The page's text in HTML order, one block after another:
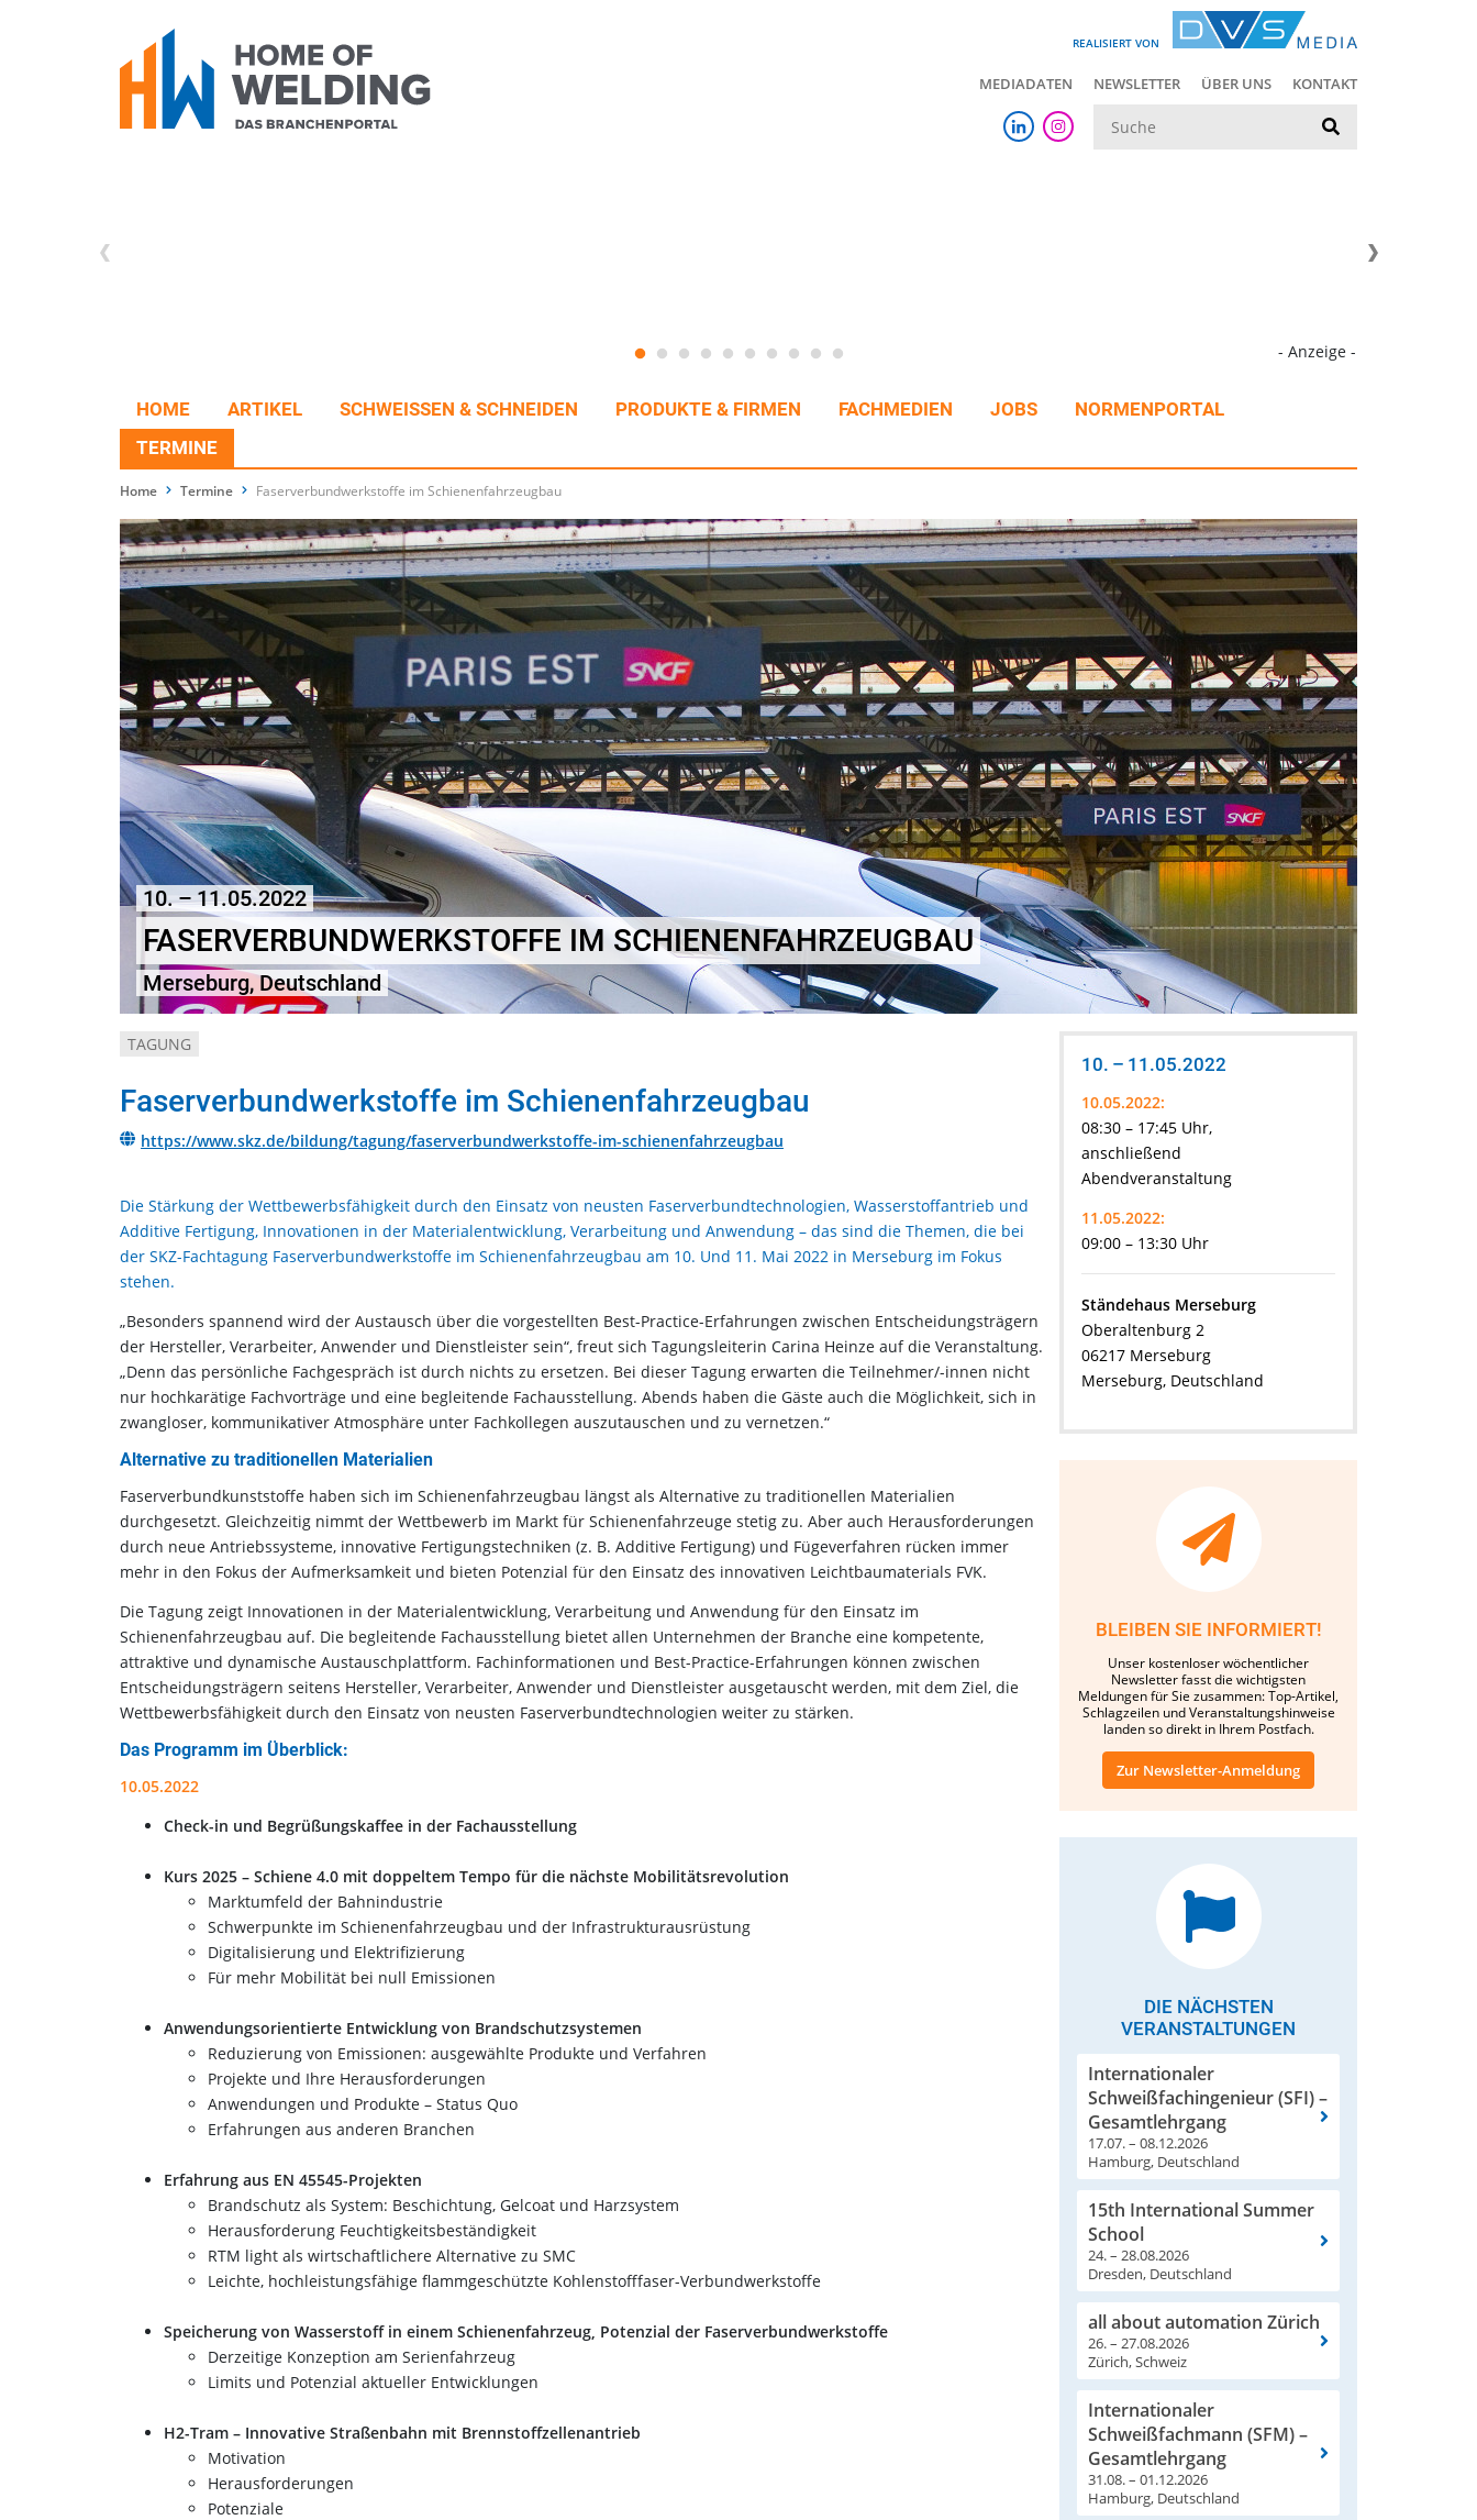
REALISIERT VON
MEDIADATEN NEWSLETTER ÜBER UNS KONTAKT
- Anzeige -
HOME ARTIKEL SCHWEISSEN & SCHNEIDEN PRODUKTE & FIRMEN FACHMEDIEN JOBS
NORMENPORTAL
TERMINE
Home Termine Faserverbundwerkstoffe im Schienenfahrzeugbau
10. – 11.05.2022
FASERVERBUNDWERKSTOFFE IM SCHIENENFAHRZEUGBAU
Merseburg, Deutschland
TAGUNG
Faserverbundwerkstoffe im Schienenfahrzeugbau
https://www.skz.de/bildung/tagung/faserverbundwerkstoffe-im-schienenfahrzeugbau
Die Stärkung der Wettbewerbsfähigkeit durch den Einsatz von neusten Faserverbundtechnologien, Wasserstoffantrieb und
Additive Fertigung, Innovationen in der Materialentwicklung, Verarbeitung und Anwendung – das sind die Themen, die bei
der SKZ-Fachtagung Faserverbundwerkstoffe im Schienenfahrzeugbau am 10. Und 11. Mai 2022 in Merseburg im Fokus
stehen.
„Besonders spannend wird der Austausch über die vorgestellten Best-Practice-Erfahrungen zwischen Entscheidungsträgern
der Hersteller, Verarbeiter, Anwender und Dienstleister sein“, freut sich Tagungsleiterin Carina Heinze auf die Veranstaltung.
„Denn das persönliche Fachgespräch ist durch nichts zu ersetzen. Bei dieser Tagung erwarten die Teilnehmer/-innen nicht
nur hochkarätige Fachvorträge und eine begleitende Fachausstellung. Abends haben die Gäste auch die Möglichkeit, sich in
zwangloser, kommunikativer Atmosphäre unter Fachkollegen auszutauschen und zu vernetzen.“
Alternative zu traditionellen Materialien
Faserverbundkunststoffe haben sich im Schienenfahrzeugbau längst als Alternative zu traditionellen Materialien
durchgesetzt. Gleichzeitig nimmt der Wettbewerb im Markt für Schienenfahrzeuge stetig zu. Aber auch Herausforderungen
durch neue Antriebssysteme, innovative Fertigungstechniken (z. B. Additive Fertigung) und Fügeverfahren rücken immer
mehr in den Fokus der Aufmerksamkeit und bieten Potenzial für den Einsatz des innovativen Leichtbaumaterials FVK.
Die Tagung zeigt Innovationen in der Materialentwicklung, Verarbeitung und Anwendung für den Einsatz im
Schienenfahrzeugbau auf. Die begleitende Fachausstellung bietet allen Unternehmen der Branche eine kompetente,
attraktive und dynamische Austauschplattform. Fachinformationen und Best-Practice-Erfahrungen können zwischen
Entscheidungsträgern seitens Hersteller, Verarbeiter, Anwender und Dienstleister ausgetauscht werden, mit dem Ziel, die
Wettbewerbsfähigkeit durch den Einsatz von neusten Faserverbundtechnologien weiter zu stärken.
Das Programm im Überblick:
10.05.2022
Check-in und Begrüßungskaffee in der Fachausstellung
Kurs 2025 – Schiene 4.0 mit doppeltem Tempo für die nächste Mobilitätsrevolution
Marktumfeld der Bahnindustrie
Schwerpunkte im Schienenfahrzeugbau und der Infrastrukturausrüstung
Digitalisierung und Elektrifizierung
Für mehr Mobilität bei null Emissionen
Anwendungsorientierte Entwicklung von Brandschutzsystemen
Reduzierung von Emissionen: ausgewählte Produkte und Verfahren
Projekte und Ihre Herausforderungen
Anwendungen und Produkte – Status Quo
Erfahrungen aus anderen Branchen
Erfahrung aus EN 45545-Projekten
Brandschutz als System: Beschichtung, Gelcoat und Harzsystem
Herausforderung Feuchtigkeitsbeständigkeit
RTM light als wirtschaftlichere Alternative zu SMC
Leichte, hochleistungsfähige flammgeschützte Kohlenstofffaser-Verbundwerkstoffe
Speicherung von Wasserstoff in einem Schienenfahrzeug, Potenzial der Faserverbundwerkstoffe
Derzeitige Konzeption am Serienfahrzeug
Limits und Potenzial aktueller Entwicklungen
H2-Tram – Innovative Straßenbahn mit Brennstoffzellenantrieb
Motivation
Herausforderungen
Potenziale
10. – 11.05.2022
10.05.2022:
08:30 – 17:45 Uhr,
anschließend
Abendveranstaltung
11.05.2022:
09:00 – 13:30 Uhr
Ständehaus Merseburg
Oberaltenburg 2
06217 Merseburg
Merseburg, Deutschland
BLEIBEN SIE INFORMIERT!
Unser kostenloser wöchentlicher
Newsletter fasst die wichtigsten
Meldungen für Sie zusammen: Top-Artikel,
Schlagzeilen und Veranstaltungshinweise
landen so direkt in Ihrem Postfach.
Zur Newsletter-Anmeldung
DIE NÄCHSTEN
VERANSTALTUNGEN
Internationaler
Schweißfachingenieur (SFI) –
Gesamtlehrgang
17.07. – 08.12.2026
Hamburg, Deutschland
15th International Summer
School
24. – 28.08.2026
Dresden, Deutschland
all about automation Zürich
26. – 27.08.2026
Zürich, Schweiz
Internationaler
Schweißfachmann (SFM) –
Gesamtlehrgang
31.08. – 01.12.2026
Hamburg, Deutschland